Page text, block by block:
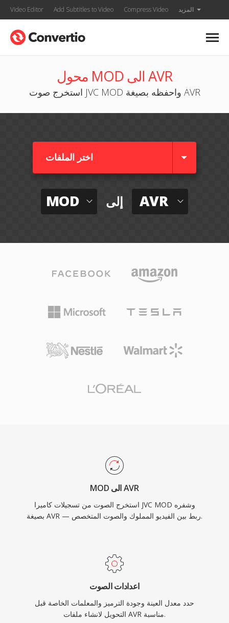
Video Editor Add Subtitles to Video Compress Video المزيد
محول MOD الى AVR
استخرج صوت JVC MOD واحفظه بصيغة AVR
اختر الملفات
MOD إلى AVR
MOD الى AVR
استخرج الصوت من تسجيلات كاميرا JVC MOD وشفره
بصيغة AVR — ربط بين الفيديو المملوك والصوت المتخصص.
اعدادات الصوت
حدد معدل العينة وجودة الترميز والمعلمات الخاصة قبل
التحويل لانشاء ملفات AVR مناسبة.